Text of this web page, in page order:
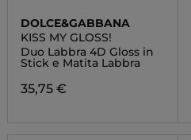
DOLCE&GABBANA
KISS MY GLOSS!
Duo Labbra 4D Gloss in
Stick e Matita Labbra
35,75 €